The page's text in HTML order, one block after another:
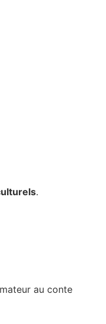
.
au conte